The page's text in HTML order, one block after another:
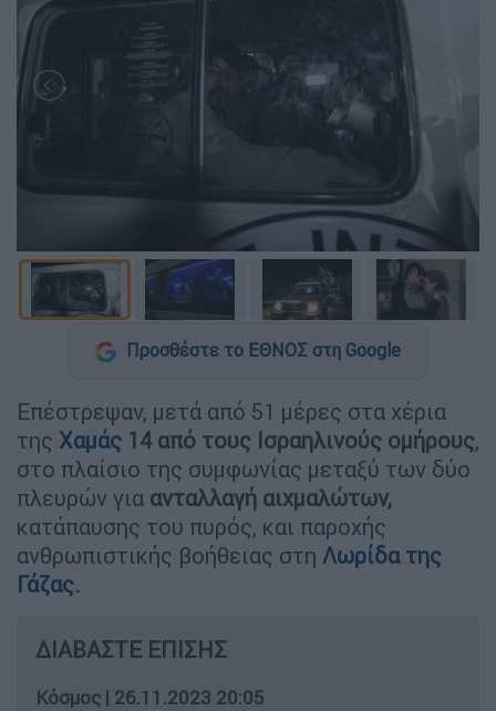
Προσθέστε το ΕΘΝΟΣ στη Google
Επέστρεψαν, μετά από 51 μέρες στα χέρια
της Χαμάς 14 από τους Ισραηλινούς ομήρους,
στο πλαίσιο της συμφωνίας μεταξύ των δύο
πλευρών για ανταλλαγή αιχμαλώτων,
κατάπαυσης του πυρός, και παροχής
ανθρωπιστικής βοήθειας στη Λωρίδα της
Γάζας.
ΔΙΑΒΑΣΤΕ ΕΠΙΣΗΣ
Κόσμος | 26.11.2023 20:05